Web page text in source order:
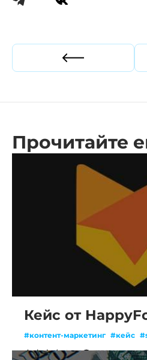
Прочитайте
Кейс от
#контент-маркетинг #кейс
3.5
11581